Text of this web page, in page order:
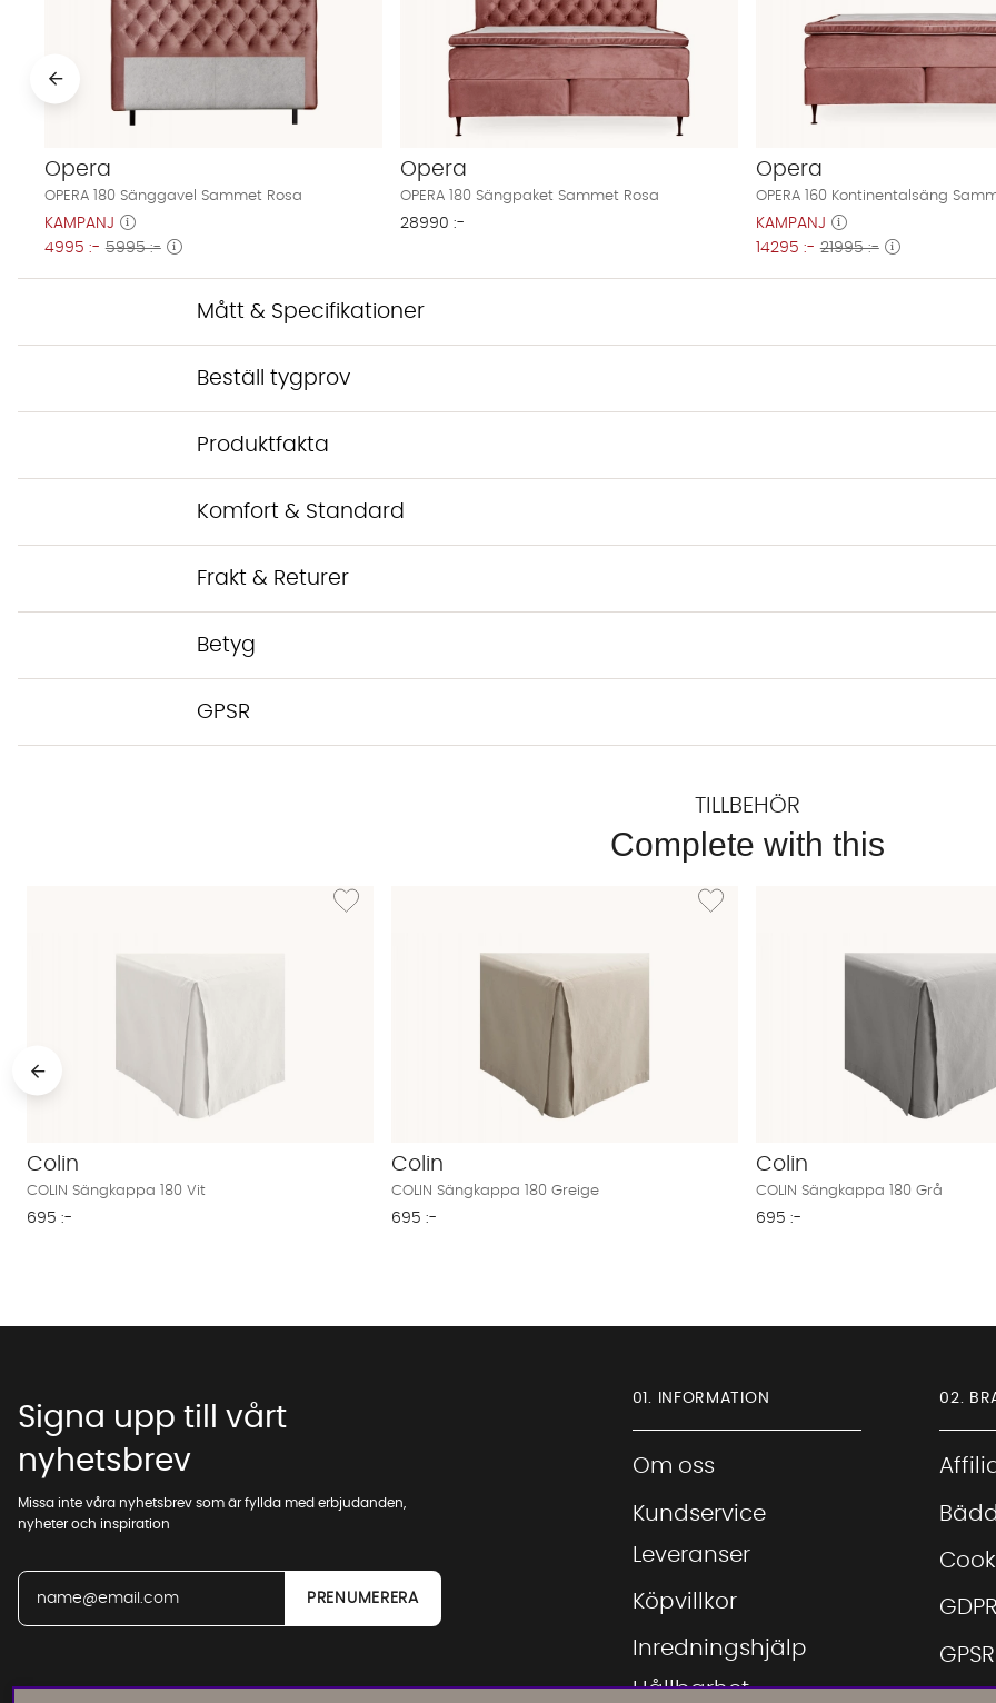
Opera
OPERA 180 Sänggavel Sammet Rosa
KAMPANJ
4995 :- 5995 :-
Opera
OPERA 180 Sängpaket Sammet Rosa
28990 :-
Opera
OPERA 160 Kontinentalsäng
KAMPANJ
14295 :- 21995 :-
Mått & Specifikationer
Beställ tygprov
Produktfakta
Komfort & Standard
Frakt & Returer
Betyg
GPSR
TILLBEHÖR
Complete with this
Lägg till i önskelista: COLIN Sängkappa 180 Vit
Colin
COLIN Sängkappa 180 Vit
695 :-
Lägg till i önskelista: COLIN Sängkappa 180
Colin
COLIN Sängkappa 180 Greige
695 :-
Colin
COLIN Sängkappa 180 Grå
695 :-
Signa upp till vårt
nyhetsbrev
Missa inte våra nyhetsbrev som är fyllda med erbjudanden,
nyheter och inspiration
01. INFORMATION
Om oss
Kundservice
Leveranser
Köpvillkor
Inredningshjälp
Hållbarhet
02.
GDPR
GPSR